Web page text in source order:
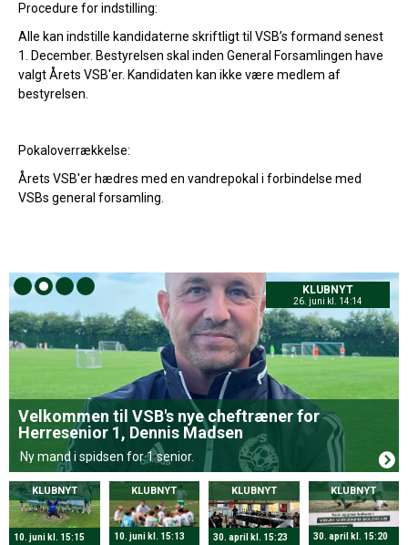
Procedure for indstilling:
Alle kan indstille kandidaterne skriftligt til VSB’s formand senest
1. December. Bestyrelsen skal inden General Forsamlingen have
valgt Årets VSB'er. Kandidaten kan ikke være medlem af
bestyrelsen.
Pokaloverrækkelse:
Årets VSB'er hædres med en vandrepokal i forbindelse med
VSBs general forsamling.
KLUBNYT
26. juni kl. 14:14
Velkommen til VSB's nye cheftræner for
Herresenior 1, Dennis Madsen
Ny mand i spidsen for 1 senior.
KLUBNYT
10. juni kl. 15:15
KLUBNYT
10. juni kl. 15:13
KLUBNYT
30. april kl. 15:23
KLUBNYT
30. april kl. 15:20